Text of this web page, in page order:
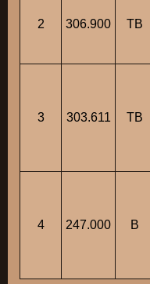
2 306.900 TB
3 303.611 TB
4 247.000 B